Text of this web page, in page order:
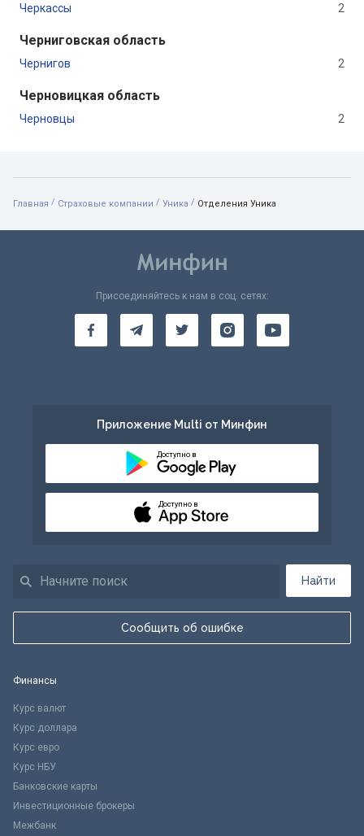
Черкассы 2
Черниговская область
Чернигов 2
Черновицкая область
Черновцы 2
Главная / Страховые компании / Уника / Отделения Уника
Найти
Сообщить об ошибке
Присоединяйтесь к нам в соц. сетях:
Приложение Multi от Минфин
Доступно в
Доступно в
Финансы
Курс валют
Курс доллара
Курс евро
Курс НБУ
Банковские карты
Инвестиционные брокеры
Межбанк